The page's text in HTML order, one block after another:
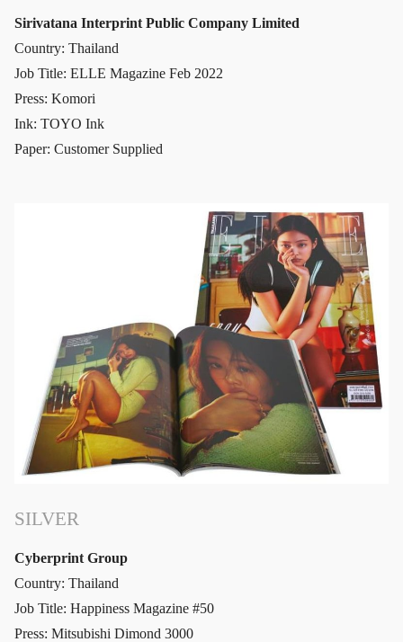
Sirivatana Interprint Public Company Limited
Country: Thailand
Job Title: ELLE Magazine Feb 2022
Press: Komori
Ink: TOYO Ink
Paper: Customer Supplied
SILVER
Cyberprint Group
Country: Thailand
Job Title: Happiness Magazine #50
Press: Mitsubishi Dimond 3000